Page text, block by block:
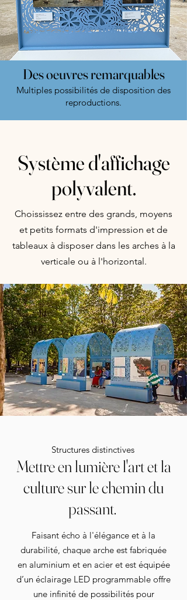
Des oeuvres remarquables
Multiples possibilités de disposition des
reproductions.
Système d'affichage
polyvalent.
Choississez entre des grands, moyens
et petits formats d'impression et de
tableaux à disposer dans les arches à la
verticale ou à l'horizontal.
Structures distinctives
Mettre en lumière l'art et la
culture sur le chemin du
passant.
Faisant écho à l'élégance et à la
durabilité, chaque arche est fabriquée
en aluminium et en acier et est équipée
d’un éclairage LED programmable offre
une infinité de possibilités pour